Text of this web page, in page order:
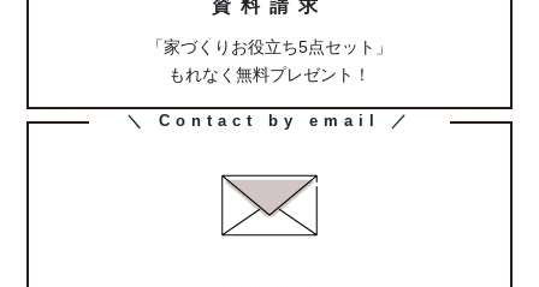
資料請求
「家づくりお役立ち5点セット」
もれなく無料プレゼント！
カ
＼ Contact by email ／